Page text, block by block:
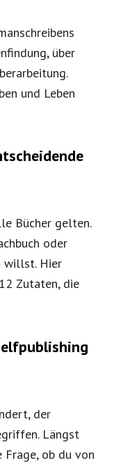
über
und Leben
Bücher gelten.
oder
willst. Hier
Zutaten, die
der
Längst
ob du von